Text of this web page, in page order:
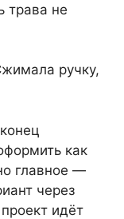
трава не
ручку,
как
главное —
через
идёт